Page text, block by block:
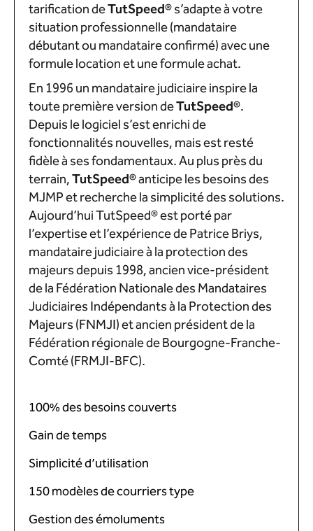
tarification deTutSpeed®s’adapte à votre
situation professionnelle (mandataire
débutant ou mandataire confirmé) avec une
formule location et une formule achat.
En 1996 un mandataire judiciaire inspire la
toute première version deTutSpeed®.
Depuis le logiciel s’est enrichi de
fonctionnalités nouvelles, mais est resté
fidèle à ses fondamentaux. Au plus près du
terrain,TutSpeed®anticipe les besoins des
MJMP et recherche la simplicité des solutions.
Aujourd’hui TutSpeed® est porté par
l’expertise et l’expérience de Patrice Briys,
mandataire judiciaire à la protection des
majeurs depuis 1998, ancien vice-président
de la Fédération Nationale des Mandataires
Judiciaires Indépendants à la Protection des
Majeurs (FNMJI) et ancien président de la
Fédération régionale de Bourgogne-Franche-
Comté (FRMJI-BFC).
100% des besoins couverts
Gain de temps
Simplicité d’utilisation
150 modèles de courriers type
Gestion des émoluments